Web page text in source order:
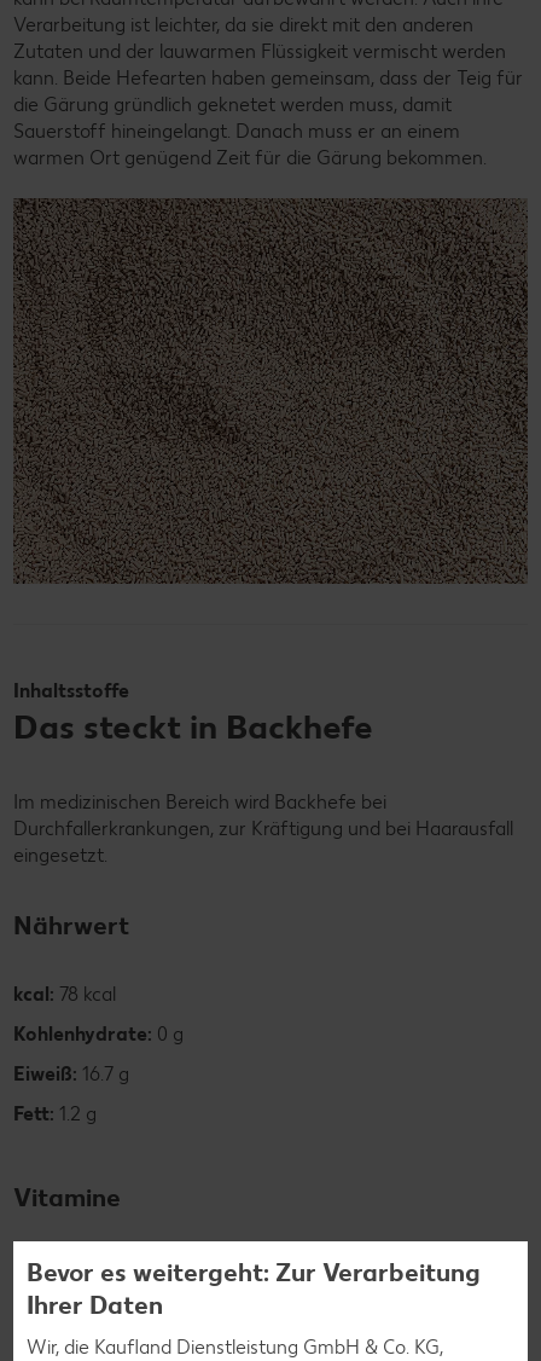
Verarbeitung ist leichter, da sie direkt mit den anderen
Zutaten und der lauwarmen Flüssigkeit vermischt werden
kann. Beide Hefearten haben gemeinsam, dass der Teig für
die Gärung gründlich geknetet werden muss, damit
Sauerstoff hineingelangt. Danach muss er an einem
warmen Ort genügend Zeit für die Gärung bekommen.
Inhaltsstoffe
Das steckt in Backhefe
Im medizinischen Bereich wird Backhefe bei
Durchfallerkrankungen, zur Kräftigung und bei Haarausfall
eingesetzt.
Nährwert
kcal: 78 kcal
Kohlenhydrate: 0 g
Eiweiß: 16.7 g
Fett: 1.2 g
Vitamine
Vitamin A:0 µg
Vitamin B1:1.4 mg
Vitamin B2:2.3 mg
Bevor es weitergeht: Zur Verarbeitung
Ihrer Daten
Wir, die Kaufland Dienstleistung GmbH & Co. KG,